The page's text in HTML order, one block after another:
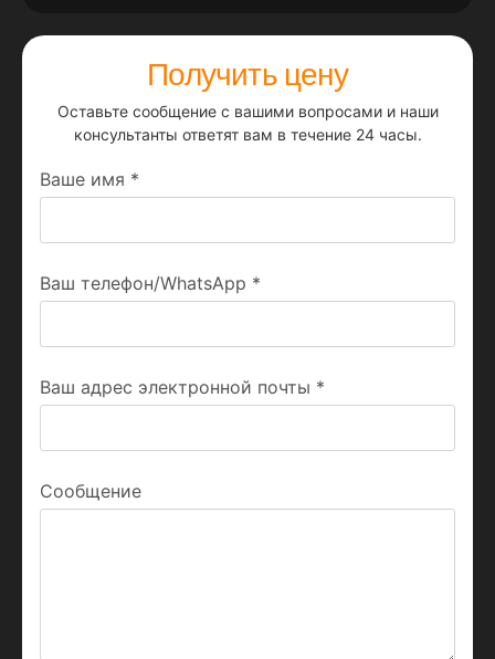
Получить цену
Оставьте сообщение с вашими вопросами и наши
консультанты ответят вам в течение 24 часы.
Ваше имя *
Ваш телефон/WhatsApp *
Ваш адрес электронной почты *
Сообщение